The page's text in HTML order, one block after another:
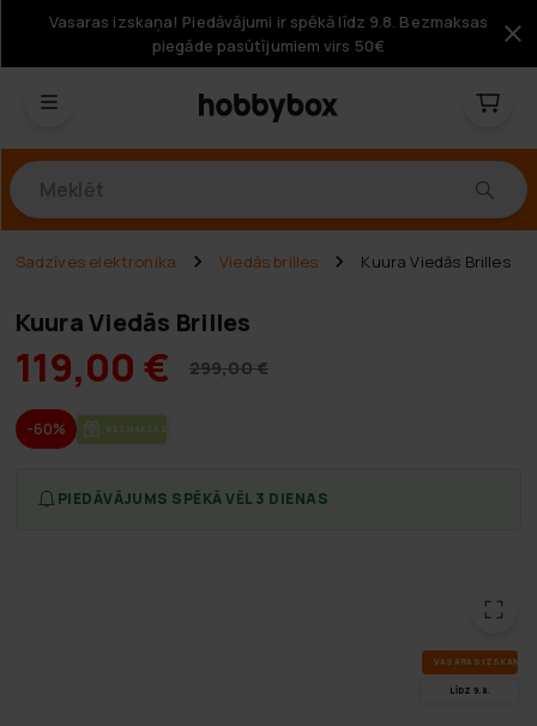
Vasaras izskaņa! Piedāvājumi ir spēkā līdz 9.8. Bezmaksas
piegāde pasūtījumiem virs 50€
Sadzīves elektronika Viedās brilles Kuura Viedās Brilles
Kuura Viedās Brilles
119,00 € 299,00 €
-60% BEZ­MAK­SAS PIE­GĀ­DE
PIEDĀVĀJUMS SPĒKĀ VĒL 3 DIENAS
VA­SA­RAS IZ­SKA­ŅA
LĪDZ 9.8.